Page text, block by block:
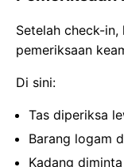
Setelah check-in,
pemeriksaan
Di sini:
Tas diperiksa
Barang logam
Kadang